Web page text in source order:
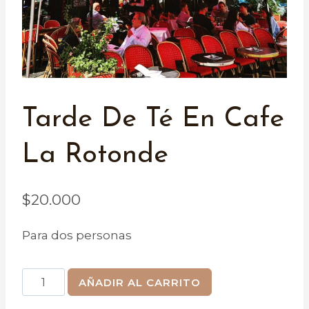
Tarde De Té En Cafe
La Rotonde
$20.000
Para dos personas
Tarde
de
AÑADIR AL CARRITO